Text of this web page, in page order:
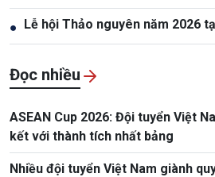
● Lễ hội Thảo nguyên năm 2026
Đọc nhiều
ASEAN Cup 2026: Đội tuyển Việt
kết với thành tích nhất bảng
Nhiều đội tuyển Việt Nam giành